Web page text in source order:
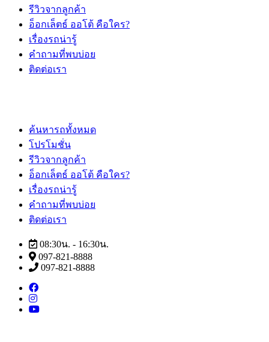
รีวิวจากลูกค้า
อ็อกเล็ตธ์ ออโต้ คือใคร?
เรื่องรถน่ารู้
คำถามที่พบบ่อย
ติดต่อเรา
ค้นหารถทั้งหมด
โปรโมชั่น
รีวิวจากลูกค้า
อ็อกเล็ตธ์ ออโต้ คือใคร?
เรื่องรถน่ารู้
คำถามที่พบบ่อย
ติดต่อเรา
08:30น. - 16:30น.
097-821-8888
097-821-8888